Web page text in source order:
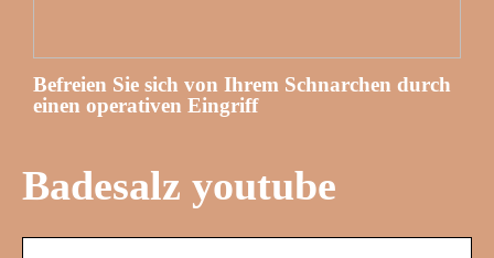
Befreien Sie sich von Ihrem Schnarchen durch
einen operativen Eingriff
Badesalz youtube